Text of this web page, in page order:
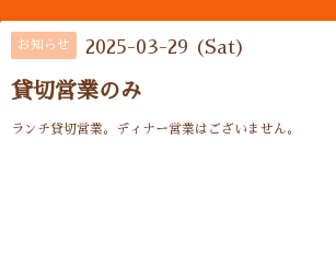
お知らせ 2025-03-29 (Sat)
貸切営業のみ
ランチ貸切営業。ディナー営業はございません。